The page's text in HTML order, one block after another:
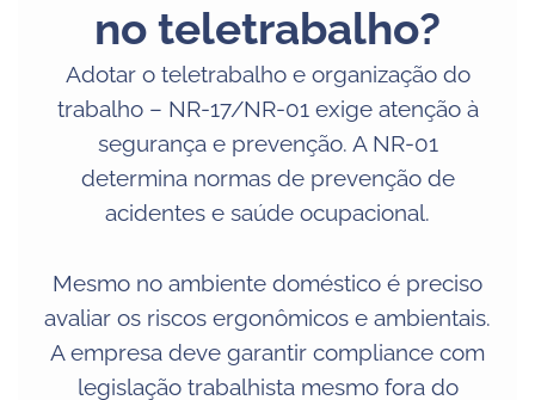
no teletrabalho?
Adotar o teletrabalho e organização do
trabalho – NR-17/NR-01 exige atenção à
segurança e prevenção. A NR-01
determina normas de prevenção de
acidentes e saúde ocupacional.
Mesmo no ambiente doméstico é preciso
avaliar os riscos ergonômicos e ambientais.
A empresa deve garantir compliance com
legislação trabalhista mesmo fora do